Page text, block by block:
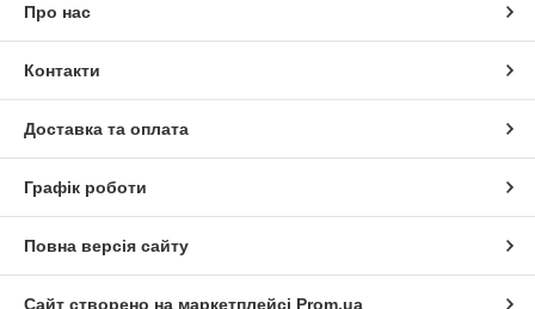
Про нас
Контакти
Доставка та оплата
Графік роботи
Повна версія сайту
Сайт створено на маркетплейсі Prom.ua